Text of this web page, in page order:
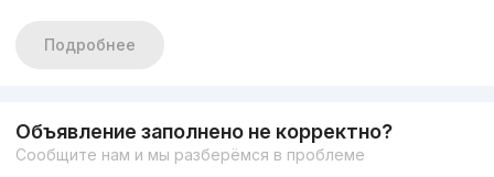
Подробнее
Объявление заполнено не корректно?
Сообщите нам и мы разберёмся в проблеме